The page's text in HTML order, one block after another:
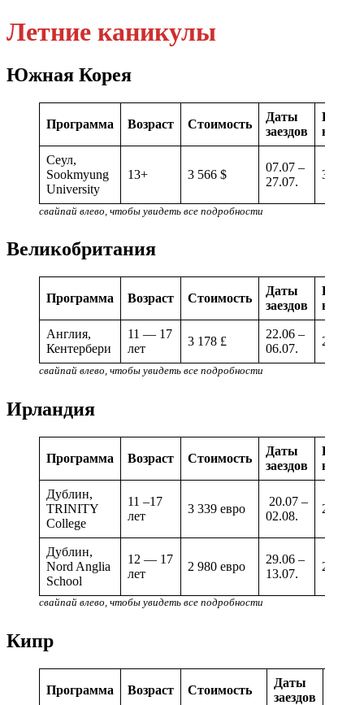
Летние каникулы
Южная Корея
Программа Возраст Стоимость
Даты
заездов
недель
Сеул,
Sookmyung
University
13+ 3 566 $
07.07 –
27.07.
3
свайпай влево, чтобы увидеть все подробности
Великобритания
Программа Возраст Стоимость
Даты
заездов
недель
Англия,
Кентербери
11 — 17
лет
3 178 £
22.06 –
06.07.
2
свайпай влево, чтобы увидеть все подробности
Ирландия
Программа Возраст Стоимость
Даты
заездов
недель
Дублин,
TRINITY
College
11 –17
лет
3 339 евро
20.07 –
02.08.
2
Дублин,
Nord Anglia
School
12 — 17
лет
2 980 евро
29.06 –
13.07.
2
свайпай влево, чтобы увидеть все подробности
Кипр
Программа Возраст Стоимость
Даты
заездов